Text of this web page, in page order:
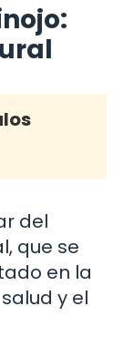
del
que se
en la
y el